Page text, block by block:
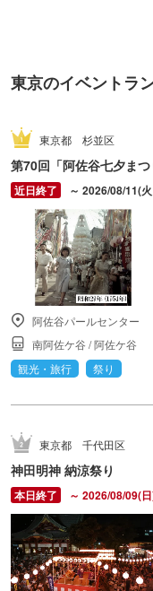
東京のイベントラ
東京都 杉並区
第70回「阿佐谷七夕まつ
～ 2026/08/11(
阿佐谷パールセンター
南阿佐ケ谷 /阿佐ケ谷
観光・旅行
祭り
東京都 千代田区
神田明神 納涼祭り
～ 2026/08/09(日) 前夜